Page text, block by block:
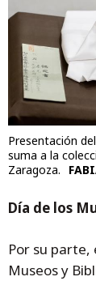
Presentación
suma a la
Zaragoza.
Día de los
Por su parte,
Museos y